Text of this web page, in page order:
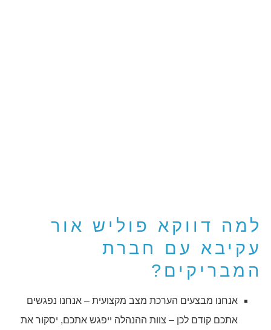
למה דווקא פוליש אור
עקיבא עם חברת
המבריקים?
אנחנו מבצעים הערכת מצב מקצועית – אנחנו נפגשים
אתכם קודם לכן – צוות ההנהלה ייפגש אתכם, יסקור את